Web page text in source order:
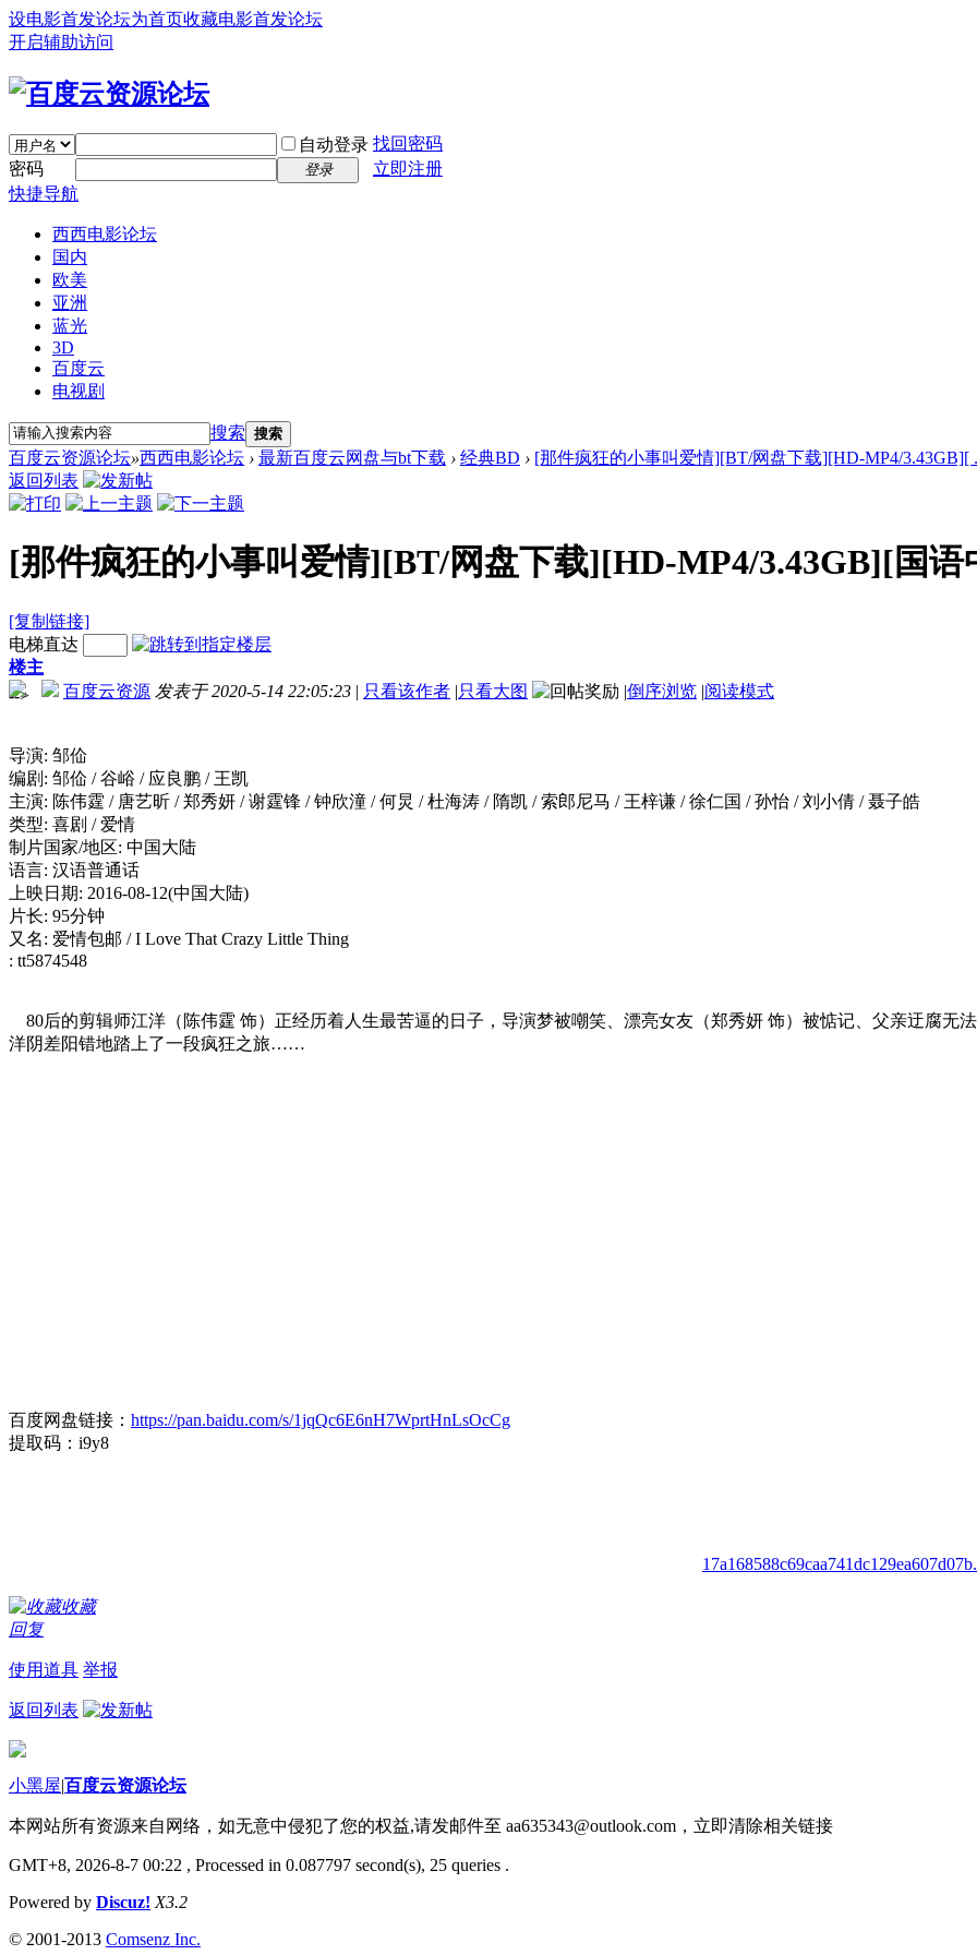
设电影首发论坛为首页收藏电影首发论坛
开启辅助访问
自动登录 找回密码
密码
登录
立即注册
快捷导航
西西电影论坛
国内
欧美
亚洲
蓝光
3D
百度云
电视剧
搜索 搜索
百度云资源论坛»西西电影论坛 › 最新百度云网盘与bt下载 › 经典BD › [那件疯狂的小事叫爱情][BT/网盘下载][HD-MP4/3.43GB][
返回列表
[那件疯狂的小事叫爱情][BT/网盘下载][HD-MP4/3.43GB][国语
[复制链接]
电梯直达
楼主
百度云资源 发表于 2020-5-14 22:05:23 | 只看该作者 |只看大图 |倒序浏览 |阅读模式
-->
导演: 邹佡
编剧: 邹佡 / 谷峪 / 应良鹏 / 王凯
主演: 陈伟霆 / 唐艺昕 / 郑秀妍 / 谢霆锋 / 钟欣潼 / 何炅 / 杜海涛 / 隋凯 / 索郎尼马 / 王梓谦 / 徐仁国 / 孙怡 / 刘小倩 / 聂子皓
类型: 喜剧 / 爱情
制片国家/地区: 中国大陆
语言: 汉语普通话
上映日期: 2016-08-12(中国大陆)
片长: 95分钟
又名: 爱情包邮 / I Love That Crazy Little Thing
: tt5874548
80后的剪辑师江洋（陈伟霆 饰）正经历着人生最苦逼的日子，导演梦被嘲笑、漂亮女友（郑秀妍 饰）被惦记、父亲迂腐
洋阴差阳错地踏上了一段疯狂之旅……
百度网盘链接： https://pan.baidu.com/s/1jqQc6E6nH7WprtHnLsOcCg
提取码：i9y8
收藏
回复
使用道具 举报
返回列表
小黑屋|百度云资源论坛
本网站所有资源来自网络，如无意中侵犯了您的权益,请发邮件至 aa635343@outlook.com ，立即清除相关链接
GMT+8, 2026-8-7 00:22 , Processed in 0.087797 second(s), 25 queries .
Powered by Discuz! X3.2
© 2001-2013 Comsenz Inc.